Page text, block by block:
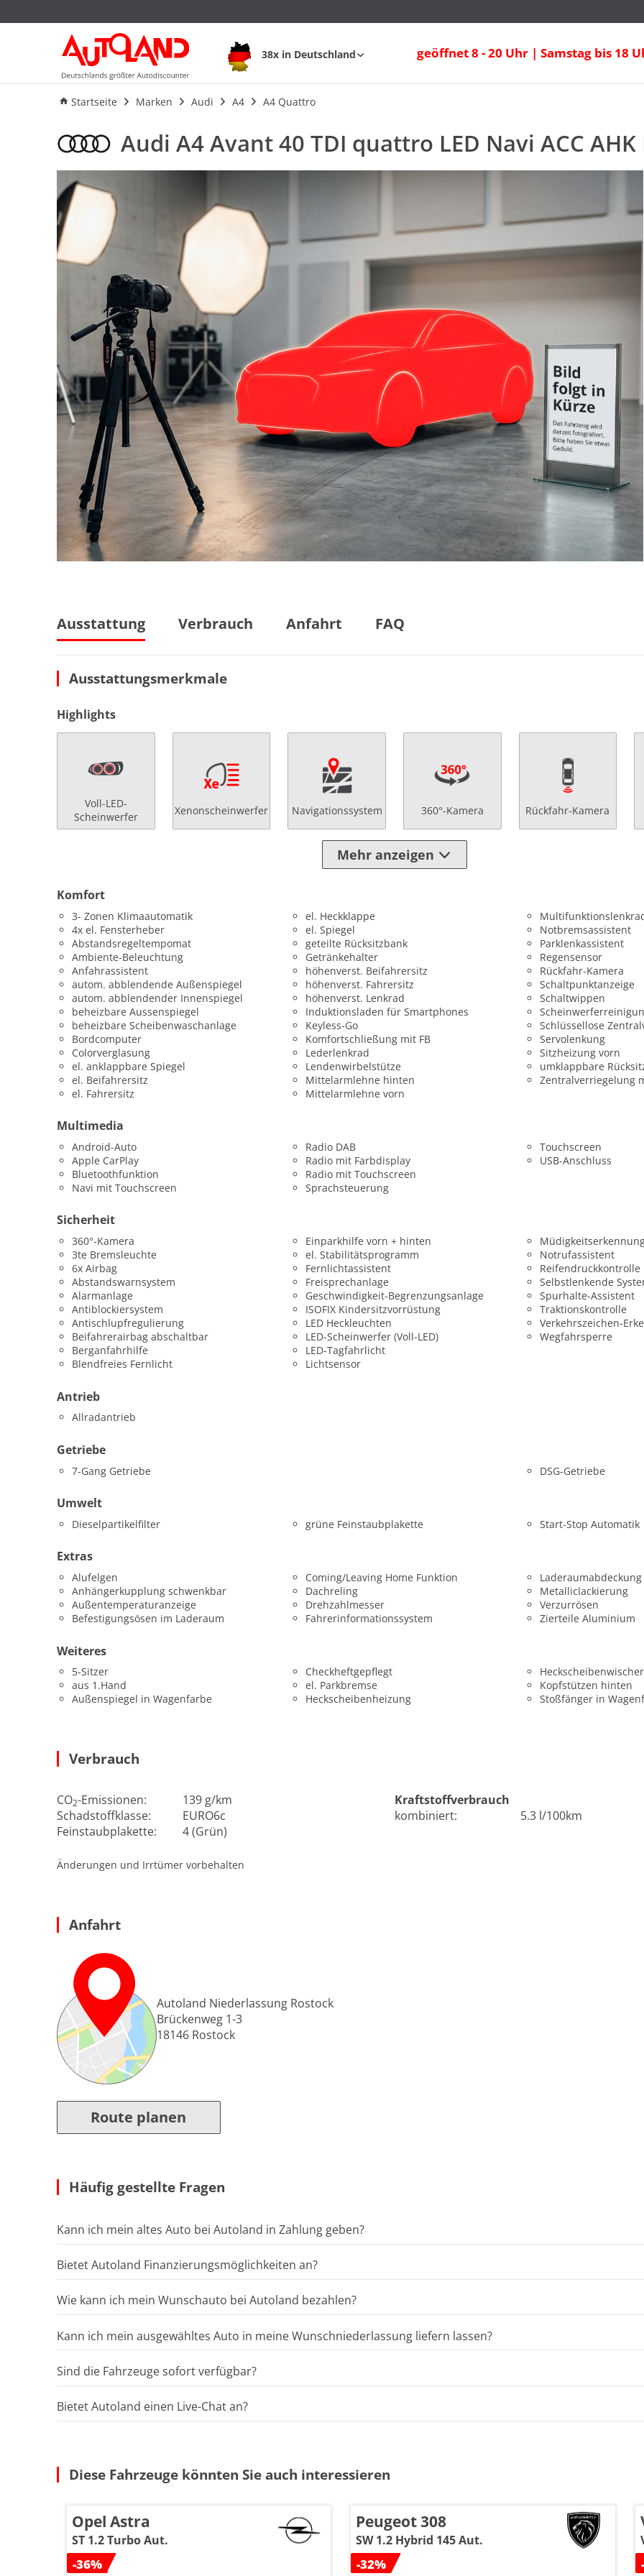
38x in Deutschland geöffnet 8 - 20 Uhr | Samstag bis 18
Startseite Marken Audi A4 A4 Quattro
Audi A4 Avant 40 TDI quattro LED Navi ACC AHK DAB
Ausstattung
Audi A4 Avant 40 TDI quattro LED Navi ACC AHK
Ausstattung Verbrauch Anfahrt FAQ
Ausstattungsmerkmale
Highlights
Voll-LED-
Scheinwerfer
Xenonscheinwerfer Navigationssystem 360°-Kamera Rückfahr-Kamera
Mehr anzeigen
Komfort
3- Zonen Klimaautomatik
4x el. Fensterheber
Abstandsregeltempomat
Ambiente-Beleuchtung
Anfahrassistent
autom. abblendende Außenspiegel
autom. abblendender Innenspiegel
beheizbare Aussenspiegel
beheizbare Scheibenwaschanlage
Bordcomputer
Colorverglasung
el. anklappbare Spiegel
el. Beifahrersitz
el. Fahrersitz
el. Heckklappe
el. Spiegel
geteilte Rücksitzbank
Getränkehalter
höhenverst. Beifahrersitz
höhenverst. Fahrersitz
höhenverst. Lenkrad
Induktionsladen für Smartphones
Keyless-Go
Komfortschließung mit FB
Lederlenkrad
Lendenwirbelstütze
Mittelarmlehne hinten
Mittelarmlehne vorn
Notbremsassistent
Parklenkassistent
Regensensor
Rückfahr-Kamera
Schaltpunktanzeige
Schaltwippen
Schlüssellose
Servolenkung
Sitzheizung vorn
umklappbare
Zentralverriegelung
Multimedia
Android-Auto
Apple CarPlay
Bluetoothfunktion
Navi mit Touchscreen
Radio DAB
Radio mit Farbdisplay
Radio mit Touchscreen
Sprachsteuerung
Touchscreen
USB-Anschluss
Sicherheit
360°-Kamera
3te Bremsleuchte
6x Airbag
Abstandswarnsystem
Alarmanlage
Antiblockiersystem
Antischlupfregulierung
Beifahrerairbag abschaltbar
Berganfahrhilfe
Blendfreies Fernlicht
Einparkhilfe vorn + hinten
el. Stabilitätsprogramm
Fernlichtassistent
Freisprechanlage
Geschwindigkeit-Begrenzungsanlage
ISOFIX Kindersitzvorrüstung
LED Heckleuchten
LED-Scheinwerfer (Voll-LED)
LED-Tagfahrlicht
Lichtsensor
Notrufassistent
Reifendruckkontrolle
Selbstlenkende
Spurhalte-Assistent
Traktionskontrolle
Verkehrszeichen-
Wegfahrsperre
Antrieb
Allradantrieb
Getriebe
7-Gang Getriebe DSG-Getriebe
Umwelt
Dieselpartikelfilter grüne Feinstaubplakette Start-Stop Automatik
Extras
Alufelgen
Anhängerkupplung schwenkbar
Außentemperaturanzeige
Befestigungsösen im Laderaum
Coming/Leaving Home Funktion
Dachreling
Drehzahlmesser
Fahrerinformationssystem
Laderaumabdeckung
Metalliclackierung
Verzurrösen
Zierteile Aluminium
Weiteres
5-Sitzer
aus 1.Hand
Außenspiegel in Wagenfarbe
Checkheftgepflegt
el. Parkbremse
Heckscheibenheizung
Heckscheibenwischer
Kopfstützen hinten
Stoßfänger in
Verbrauch
CO2-Emissionen:
139 g/km
Schadstoffklasse:
EURO6c
Feinstaubplakette:
4 (Grün)
Kraftstoffverbrauch
kombiniert:
5.3 l/100km
Änderungen und Irrtümer vorbehalten
Anfahrt
Autoland Niederlassung Rostock
Brückenweg 1-3
18146 Rostock
Route planen
Häufig gestellte Fragen
Kann ich mein altes Auto bei Autoland in Zahlung geben?
Bietet Autoland Finanzierungsmöglichkeiten an?
Wie kann ich mein Wunschauto bei Autoland bezahlen?
Kann ich mein ausgewähltes Auto in meine Wunschniederlassung liefern lassen?
Sind die Fahrzeuge sofort verfügbar?
Bietet Autoland einen Live-Chat an?
Diese Fahrzeuge könnten Sie auch interessieren
Opel Astra
ST 1.2 Turbo Aut.
-36%
Peugeot 308
SW 1.2 Hybrid 145 Aut.
-32%